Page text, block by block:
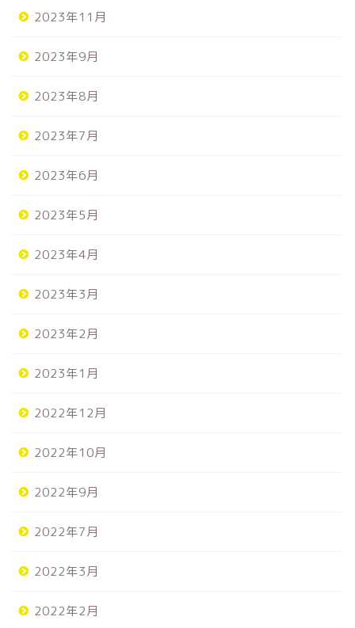
2023年11月
2023年9月
2023年8月
2023年7月
2023年6月
2023年5月
2023年4月
2023年3月
2023年2月
2023年1月
2022年12月
2022年10月
2022年9月
2022年7月
2022年3月
2022年2月